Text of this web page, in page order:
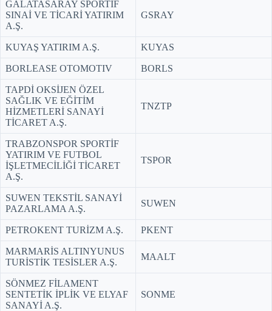
GALATASARAY SPORTİF
SINAİ VE TİCARİ YATIRIM
A.Ş.
GSRAY
KUYAŞ YATIRIM A.Ş. KUYAS
BORLEASE OTOMOTIV BORLS
TAPDİ OKSİJEN ÖZEL
SAĞLIK VE EĞİTİM
HİZMETLERİ SANAYİ
TİCARET A.Ş.
TNZTP
TRABZONSPOR SPORTİF
YATIRIM VE FUTBOL
İŞLETMECİLİĞİ TİCARET
A.Ş.
TSPOR
SUWEN TEKSTİL SANAYİ
PAZARLAMA A.Ş.
SUWEN
PETROKENT TURİZM A.Ş. PKENT
MARMARİS ALTINYUNUS
TURİSTİK TESİSLER A.Ş.
MAALT
SÖNMEZ FİLAMENT
SENTETİK İPLİK VE ELYAF
SANAYİ A.Ş.
SONME